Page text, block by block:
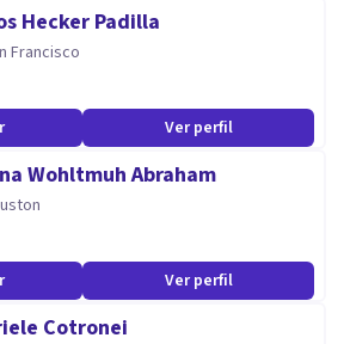
Hecker Padilla
Francisco
Ver perfil
Wohltmuh Abraham
Ver perfil
Cotronei